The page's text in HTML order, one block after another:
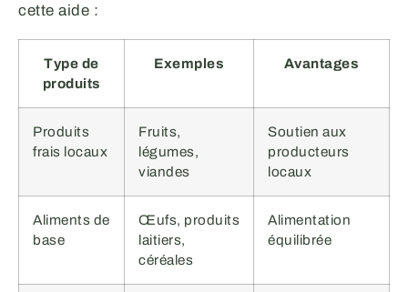
cette aide :
Type de
produits
Exemples Avantages
Produits
frais locaux
Fruits,
légumes,
viandes
Soutien aux
producteurs
locaux
Aliments de
base
Œufs, produits
laitiers,
céréales
Alimentation
équilibrée